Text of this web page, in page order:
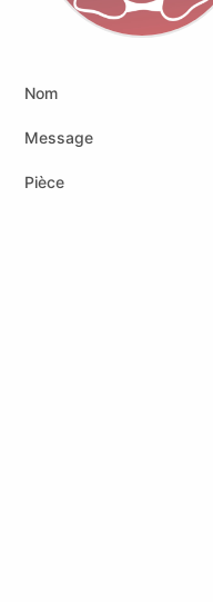
Nom
Message
Pièce